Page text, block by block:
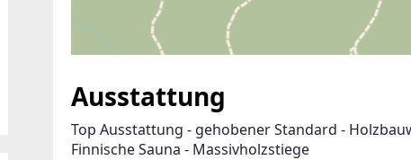
Ausstattung
Top Ausstattung - gehobener Standard -
Finnische Sauna - Massivholzstiege